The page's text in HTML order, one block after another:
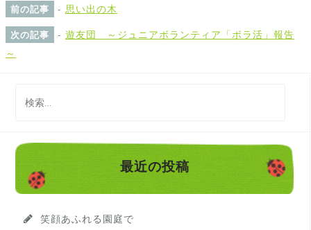
前の記事 - 思い出の木
次の記事 - 遊友団 ～ジュニアボランティア「ボラ活」報告
～
最近の投稿
笑顔あふれる園庭で